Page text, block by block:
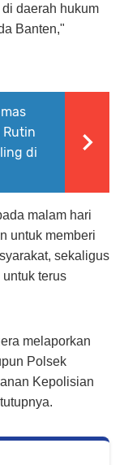
daerah hukum
Banten,"
Rutin
di
malam hari
untuk memberi
sekaligus
terus
melaporkan
Polsek
Kepolisian